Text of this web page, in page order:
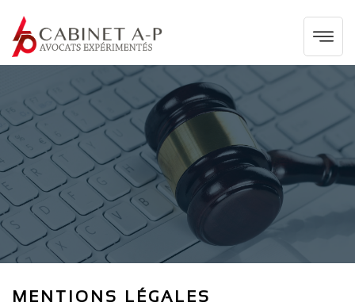
MENTIONS LÉGALES